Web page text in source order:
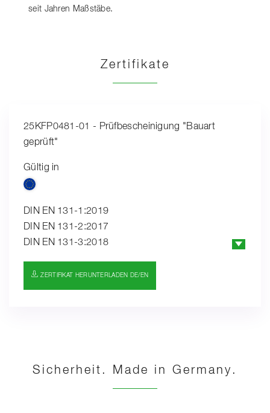
seit Jahren Maßstäbe.
Zertifikate
25KFP0481-01 - Prüfbescheinigung "Bauart
geprüft"
Gültig in
DIN EN 131-1:2019
DIN EN 131-2:2017
DIN EN 131-3:2018
PAK-ANFORDERUNG FÜR GS (PAH
REQUIREMENT FOR GS) AFPS GS 2019:01 PAK
ZERTIFIKAT HERUNTERLADEN DE/EN
Sicherheit. Made in Germany.